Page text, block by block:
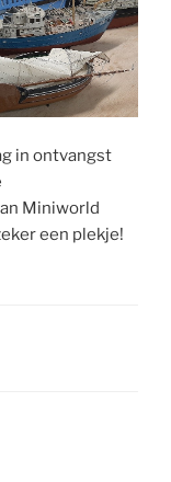
in ontvangst
Miniworld
een plekje!